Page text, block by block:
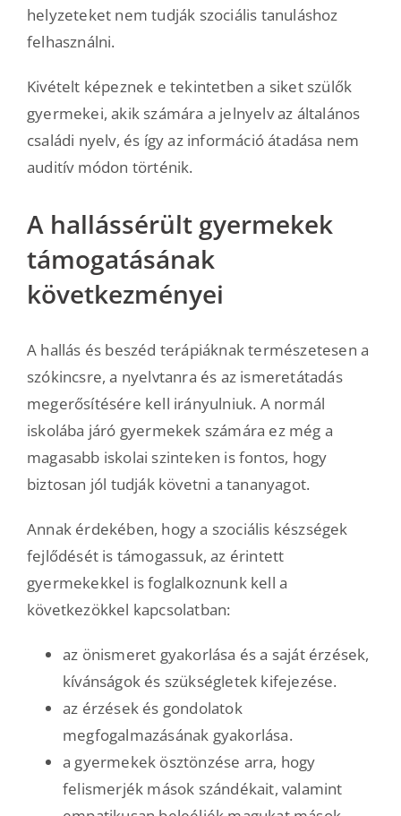
helyzeteket nem tudják szociális tanuláshoz
felhasználni.
Kivételt képeznek e tekintetben a siket szülők
gyermekei, akik számára a jelnyelv az általános
családi nyelv, és így az információ átadása nem
auditív módon történik.
A hallássérült gyermekek
támogatásának
következményei
A hallás és beszéd terápiáknak természetesen a
szókincsre, a nyelvtanra és az ismeretátadás
megerősítésére kell irányulniuk. A normál
iskolába járó gyermekek számára ez még a
magasabb iskolai szinteken is fontos, hogy
biztosan jól tudják követni a tananyagot.
Annak érdekében, hogy a szociális készségek
fejlődését is támogassuk, az érintett
gyermekekkel is foglalkoznunk kell a
következökkel kapcsolatban:
az önismeret gyakorlása és a saját érzések,
kívánságok és szükségletek kifejezése.
az érzések és gondolatok
megfogalmazásának gyakorlása.
a gyermekek ösztönzése arra, hogy
felismerjék mások szándékait, valamint